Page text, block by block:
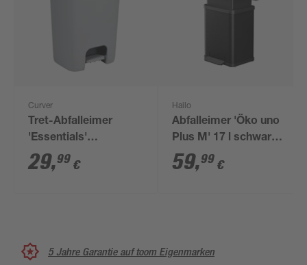
Curver
Tret-Abfalleimer
'Essentials'
dunkelgrau/hellgrau
40 l
29,99 €
Hailo
Abfalleimer 'Öko uno
Plus M' 17 l schwarz
matt
59,99 €
5 Jahre Garantie auf toom Eigenmarken